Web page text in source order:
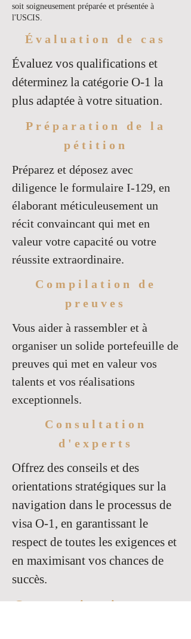
soit soigneusement préparée et présentée à
l'USCIS.
Évaluation de cas
Évaluez vos qualifications et
déterminez la catégorie O-1 la
plus adaptée à votre situation.
Préparation de la
pétition
Préparez et déposez avec
diligence le formulaire I-129, en
élaborant méticuleusement un
récit convaincant qui met en
valeur votre capacité ou votre
réussite extraordinaire.
Compilation de
preuves
Vous aider à rassembler et à
organiser un solide portefeuille de
preuves qui met en valeur vos
talents et vos réalisations
exceptionnels.
Consultation
d'experts
Offrez des conseils et des
orientations stratégiques sur la
navigation dans le processus de
visa O-1, en garantissant le
respect de toutes les exigences et
en maximisant vos chances de
succès.
Communication avec